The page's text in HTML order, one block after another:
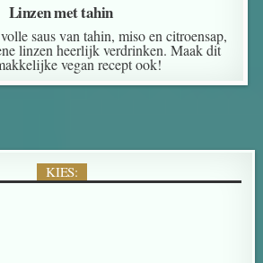
Linzen met tahin
saus van tahin, miso en citroensap,
linzen heerlijk verdrinken. Maak dit
vegan recept ook!
KIES: